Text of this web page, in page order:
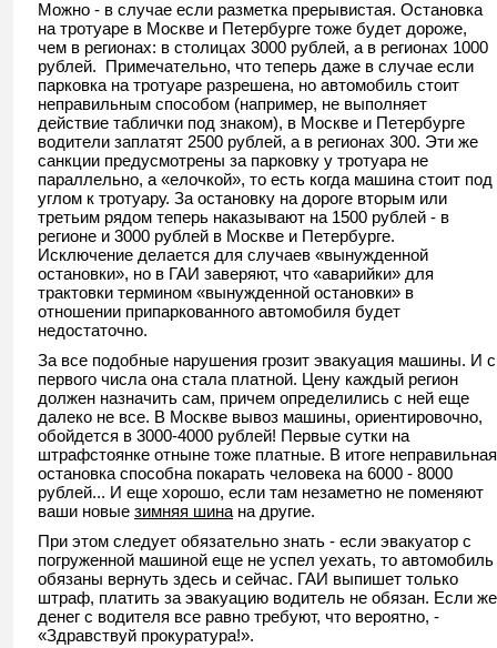
Можно - в случае если разметка прерывистая. Остановка
на тротуаре в Москве и Петербурге тоже будет дороже,
чем в регионах: в столицах 3000 рублей, а в регионах 1000
рублей. Примечательно, что теперь даже в случае если
парковка на тротуаре разрешена, но автомобиль стоит
неправильным способом (например, не выполняет
действие таблички под знаком), в Москве и Петербурге
водители заплатят 2500 рублей, а в регионах 300. Эти же
санкции предусмотрены за парковку у тротуара не
параллельно, а «елочкой», то есть когда машина стоит под
углом к тротуару. За остановку на дороге вторым или
третьим рядом теперь наказывают на 1500 рублей - в
регионе и 3000 рублей в Москве и Петербурге.
Исключение делается для случаев «вынужденной
остановки», но в ГАИ заверяют, что «аварийки» для
трактовки термином «вынужденной остановки» в
отношении припаркованного автомобиля будет
недостаточно.
За все подобные нарушения грозит эвакуация машины. И с
первого числа она стала платной. Цену каждый регион
должен назначить сам, причем определились с ней еще
далеко не все. В Москве вывоз машины, ориентировочно,
обойдется в 3000-4000 рублей! Первые сутки на
штрафстоянке отныне тоже платные. В итоге неправильная
остановка способна покарать человека на 6000 - 8000
рублей... И еще хорошо, если там незаметно не поменяют
ваши новые зимняя шина на другие.
При этом следует обязательно знать - если эвакуатор с
погруженной машиной еще не успел уехать, то автомобиль
обязаны вернуть здесь и сейчас. ГАИ выпишет только
штраф, платить за эвакуацию водитель не обязан. Если же
денег с водителя все равно требуют, что вероятно, -
«Здравствуй прокуратура!».